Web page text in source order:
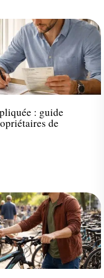
: guide
de